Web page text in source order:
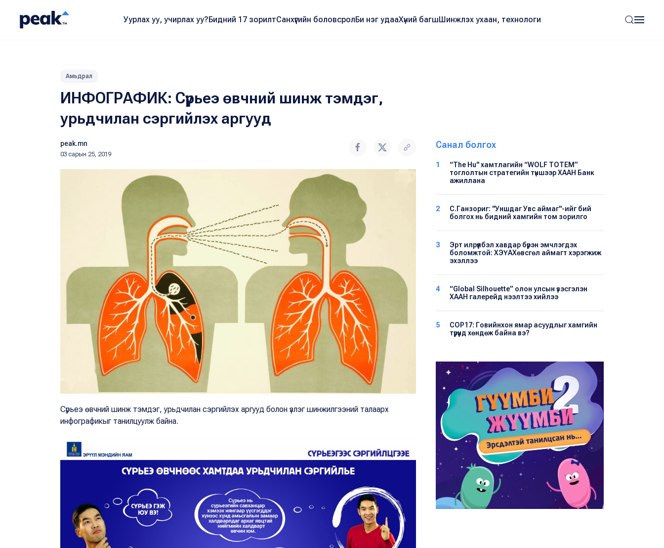
Уурлах уу, учирлах уу?Бидний 17 зорилтСанхүүгийн боловсролБи нэг удааХүний багшШинжлэх ухаан, технологи
Амьдрал
ИНФОГРАФИК: Сүрьеэ өвчний шинж тэмдэг,
урьдчилан сэргийлэх аргууд
peak.mn
03 сарын 25, 2019
Сүрьеэ өвчний шинж тэмдэг, урьдчилан сэргийлэх аргууд болон үзлэг шинжилгээний талаарх
инфографикыг танилцуулж байна.
Санал болгох
1
“The Hu" хамтлагийн “WOLF TOTEM”
тоглолтын стратегийн түншээр ХААН Банк
ажиллана
2
С.Ганзориг: "Уншдаг Увс аймаг"-ийг бий
болгох нь бидний хамгийн том зорилго
3
Эрт илрүүлбэл хавдар бүрэн эмчлэгдэх
боломжтой: ХЭҮА​Хөвсгөл аймагт хэрэгжиж
эхэллээ
4
“Global Silhouette” олон улсын үзэсгэлэн
ХААН галерейд нээлтээ хийлээ
5
COP17: Говийнхон ямар асуудлыг хамгийн
түрүүнд хөндөж байна вэ?